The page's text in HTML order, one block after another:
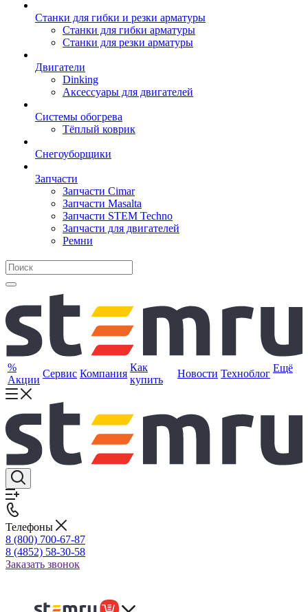
Станки для гибки и резки арматуры
Станки для гибки арматуры
Станки для резки арматуры
Двигатели
Dinking
Аксессуары для двигателей
Системы обогрева
Тёплый коврик
Снегоуборщики
Запчасти
Запчасти Cimar
Запчасти Masalta
Запчасти STEM Techno
Запчасти для двигателей
Ремни
%
Акции
Сервис Компания
Как
купить
Новости Техноблог Ещё
Телефоны
8 (800) 700-67-87
8 (4852) 58-30-58
Заказать звонок